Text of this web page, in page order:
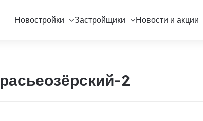
Новостройки Застройщики Новости и акции
2